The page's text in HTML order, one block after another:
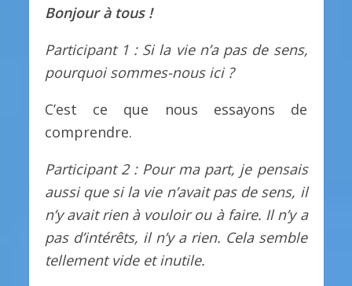
Bonjour à tous !
Participant 1 : Si la vie n’a pas de sens,
pourquoi sommes-nous ici ?
C’est ce que nous essayons de
comprendre.
Participant 2 : Pour ma part, je pensais
aussi que si la vie n’avait pas de sens, il
n’y avait rien à vouloir ou à faire. Il n’y a
pas d’intérêts, il n’y a rien. Cela semble
tellement vide et inutile.